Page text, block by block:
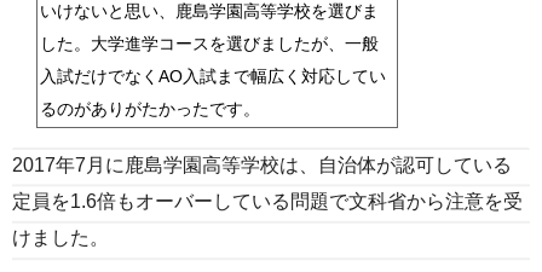
いけないと思い、鹿島学園高等学校を選びま
した。大学進学コースを選びましたが、一般
入試だけでなくAO入試まで幅広く対応してい
るのがありがたかったです。
2017年7月に鹿島学園高等学校は、自治体が認可している
定員を1.6倍もオーバーしている問題で文科省から注意を受
けました。